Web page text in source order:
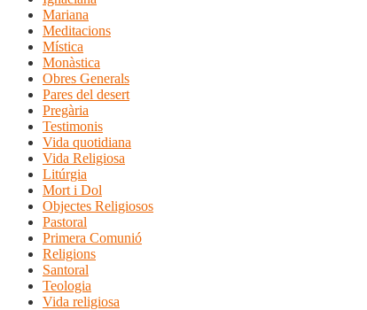
Mariana
Meditacions
Mística
Monàstica
Obres Generals
Pares del desert
Pregària
Testimonis
Vida quotidiana
Vida Religiosa
Litúrgia
Mort i Dol
Objectes Religiosos
Pastoral
Primera Comunió
Religions
Santoral
Teologia
Vida religiosa